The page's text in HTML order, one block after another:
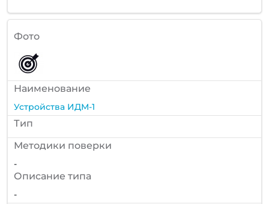
Фото
Наименование
Устройства ИДМ-1
Тип
Методики поверки
-
Описание типа
-